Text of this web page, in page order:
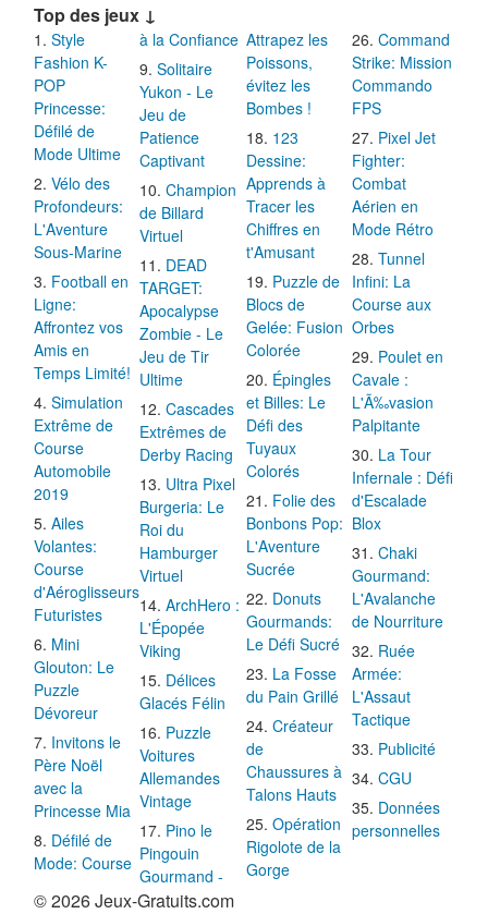
Top des jeux ↓
Style
Fashion K-
POP
Princesse:
Défilé de
Mode Ultime
Vélo des
Profondeurs:
L'Aventure
Sous-Marine
Football en
Ligne:
Affrontez vos
Amis en
Temps Limité!
Simulation
Extrême de
Course
Automobile
2019
Ailes
Volantes:
Course
d'Aéroglisseurs
Futuristes
Mini
Glouton: Le
Puzzle
Dévoreur
Invitons le
Père Noël
avec la
Princesse Mia
Défilé de
Mode: Course
à la Confiance
Solitaire
Yukon - Le
Jeu de
Patience
Captivant
Champion
de Billard
Virtuel
DEAD
TARGET:
Apocalypse
Zombie - Le
Jeu de Tir
Ultime
Cascades
Extrêmes de
Derby Racing
Ultra Pixel
Burgeria: Le
Roi du
Hamburger
Virtuel
ArchHero :
L'Épopée
Viking
Délices
Glacés Félin
Puzzle
Voitures
Allemandes
Vintage
Pino le
Pingouin
Gourmand -
Attrapez les
Poissons,
évitez les
Bombes !
123
Dessine:
Apprends à
Tracer les
Chiffres en
t'Amusant
Puzzle de
Blocs de
Gelée: Fusion
Colorée
Épingles
et Billes: Le
Défi des
Tuyaux
Colorés
Folie des
Bonbons Pop:
L'Aventure
Sucrée
Donuts
Gourmands:
Le Défi Sucré
La Fosse
du Pain Grillé
Créateur
de
Chaussures à
Talons Hauts
Opération
Rigolote de la
Gorge
Command
Strike: Mission
Commando
FPS
Pixel Jet
Fighter:
Combat
Aérien en
Mode Rétro
Tunnel
Infini: La
Course aux
Orbes
Poulet en
Cavale :
L'Ã‰vasion
Palpitante
La Tour
Infernale : Défi
d'Escalade
Blox
Chaki
Gourmand:
L'Avalanche
de Nourriture
Ruée
Armée:
L'Assaut
Tactique
Publicité
CGU
Données
personnelles
© 2026 Jeux-Gratuits.com